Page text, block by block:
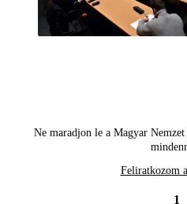
Ne maradjon le a Magyar
Feliratkozom
1